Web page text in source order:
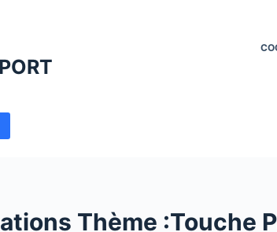
Thème :Touche